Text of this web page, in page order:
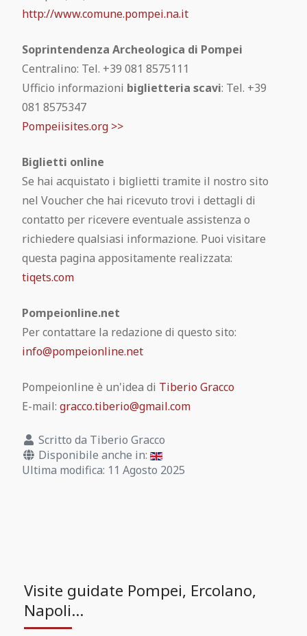
Visite guidate Pompei, Ercolano,
Napoli...
http://www.comune.pompei.na.it
Soprintendenza Archeologica di Pompei
Centralino: Tel. +39 081 8575111
Ufficio informazioni biglietteria scavi: Tel. +39
081 8575347
Pompeiisites.org >>
Biglietti online
Se hai acquistato i biglietti tramite il nostro sito
nel Voucher che hai ricevuto trovi i dettagli di
contatto per ricevere eventuale assistenza o
richiedere qualsiasi informazione. Puoi visitare
questa pagina appositamente realizzata:
tiqets.com
Pompeionline.net
Per contattare la redazione di questo sito:
info@pompeionline.net
Pompeionline è un'idea di Tiberio Gracco
E-mail: gracco.tiberio@gmail.com
Scritto da Tiberio Gracco
Disponibile anche in:
Ultima modifica: 11 Agosto 2025
Tecniche di costruzione a Pompei
I Calchi di Pompei
Le Divinità di Pompei: Un Mosaico di
Fede e Cultura
Gli schiavi a Pompei
Quadri mitologici delle case romane
Il Mosaico di Alessandro
I colori di Pompei
La Medicina a Pompei
Antiche ricette pompeiane
Pompei Open Library
Pompei Arte Bus
Scarica la guida agli scavi di Pompei
Pompei Gratis
Regolamento visita
Pompeii Situs Latine scriptus
Esposizione permanente dei calchi di
Pompei
Biblioteca “Giuseppe Fiorelli”
FAQ
Pompei City Map
Cosa visitare vicino Pompei
Articoli archiviati
Contatti
Visitare Pompei: guida completa
Mann: Gabinetto Segreto
Mann: Gemme
Maschio Angioino, Napoli
Castel dell'Ovo, Napoli
Teatro San Carlo, Napoli
Museo del Tesoro di San Gennaro,
Napoli
Complesso monumentale di S.
Chiara, Napoli
Cappella S. Severo, Napoli